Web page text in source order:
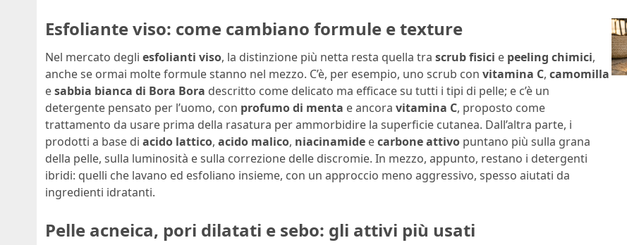
Esfoliante viso: come cambiano formule e texture
Nel mercato degli esfolianti viso, la distinzione più netta resta quella tra scrub fisici e peeling chimici,
anche se ormai molte formule stanno nel mezzo. C’è, per esempio, uno scrub con vitamina C, camomilla
esabbia bianca di Bora Bora descritto come delicato ma efficace su tutti i tipi di pelle; e c’è un
detergente pensato per l’uomo, con profumo di menta e ancora vitamina C, proposto come
trattamento da usare prima della rasatura per ammorbidire la superficie cutanea. Dall’altra parte, i
prodotti a base di acido lattico, acido malico, niacinamide ecarbone attivo puntano più sulla grana
della pelle, sulla luminosità e sulla correzione delle discromie. In mezzo, appunto, restano i detergenti
ibridi: quelli che lavano ed esfoliano insieme, con un approccio meno aggressivo, spesso aiutati da
ingredienti idratanti.
Pelle acneica, pori dilatati e sebo: gli attivi più usati